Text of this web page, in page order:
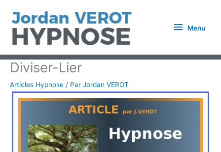
contenu
Menu
Diviser-Lier
Articles Hypnose / Par Jordan VEROT